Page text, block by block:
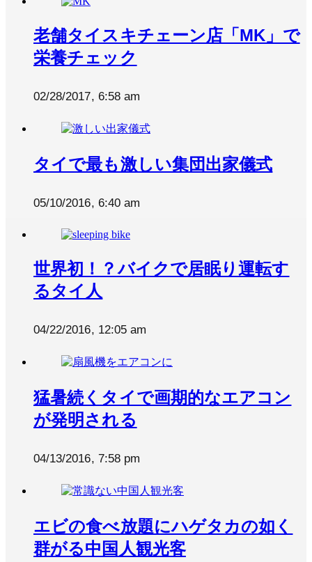
老舗タイスキチェーン店「MK」で
栄養チェック
02/28/2017, 6:58 am
タイで最も激しい集団出家儀式
05/10/2016, 6:40 am
世界初！？バイクで居眠り運転す
るタイ人
04/22/2016, 12:05 am
猛暑続くタイで画期的なエアコン
が発明される
04/13/2016, 7:58 pm
エビの食べ放題にハゲタカの如く
群がる中国人観光客